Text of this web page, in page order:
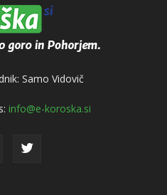
Samo Vidovič
info@e-koroska.si